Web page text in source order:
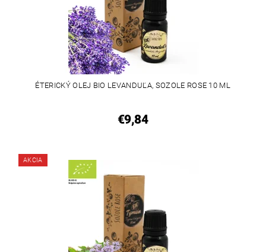
ÉTERICKÝ OLEJ BIO LEVANDUĽA, SOZOLE ROSE 10 ML
€9,84
AKCIA